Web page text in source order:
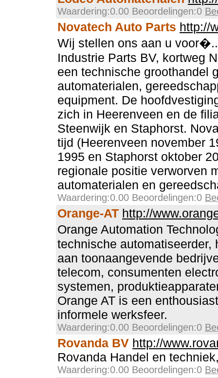
Waardering:0.00 Beoordelingen:0
Novatech Auto Parts http://
Wij stellen ons aan u
Industrie Parts BV, kortweg
een technische groothandel
automaterialen,
equipment. De
zich in Heerenveen en de
Steenwijk en Staphorst.
tijd (Heerenveen november
1995 en Staphorst oktober
regionale positie verworven
automaterialen en
Waardering:0.00 Beoordelingen:0
Orange-AT http://
Orange Automation
technische automatiseerder,
aan toonaangevende
telecom, consumenten
systemen,
Orange AT is een
informele werksfeer.
Waardering:0.00 Beoordelingen:0
Rovanda BV http://
Rovanda Handel en
Waardering:0.00 Beoordelingen:0